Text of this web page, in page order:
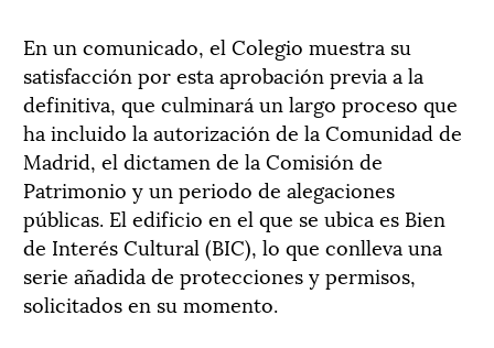
En un comunicado, el Colegio muestra su
satisfacción por esta aprobación previa a la
definitiva, que culminará un largo proceso que
ha incluido la autorización de la Comunidad de
Madrid, el dictamen de la Comisión de
Patrimonio y un periodo de alegaciones
públicas. El edificio en el que se ubica es Bien
de Interés Cultural (BIC), lo que conlleva una
serie añadida de protecciones y permisos,
solicitados en su momento.